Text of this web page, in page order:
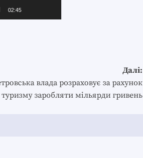
02:45
Далі:
влада розраховує за рахунок
заробляти мільярди гривень